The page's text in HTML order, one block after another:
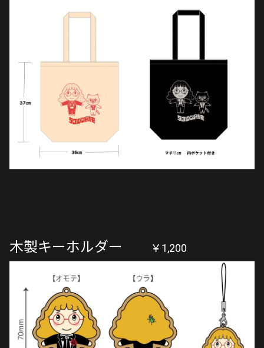
木製キーホルダー ￥1,200